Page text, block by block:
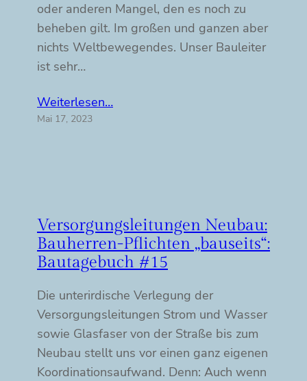
oder anderen Mangel, den es noch zu
beheben gilt. Im großen und ganzen aber
nichts Weltbewegendes. Unser Bauleiter
ist sehr…
Weiterlesen…
Mai 17, 2023
Versorgungsleitungen Neubau:
Bauherren-Pflichten „bauseits“:
Bautagebuch #15
Die unterirdische Verlegung der
Versorgungsleitungen Strom und Wasser
sowie Glasfaser von der Straße bis zum
Neubau stellt uns vor einen ganz eigenen
Koordinationsaufwand. Denn: Auch wenn